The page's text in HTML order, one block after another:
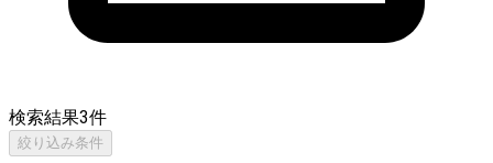
検索結果3件
絞り込み条件